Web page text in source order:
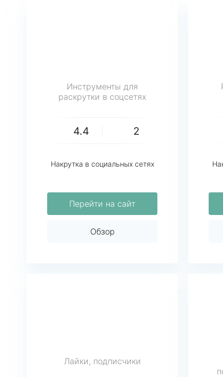
Инструменты для
раскрутки в соцсетях
4.4 2
Накрутка в социальных сетях
Перейти на сайт
Обзор
Лайки, подписчики